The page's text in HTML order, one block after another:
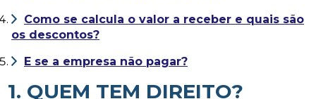
Como se calcula o valor a receber e quais são
os descontos?
E se a empresa não pagar?
1. QUEM TEM DIREITO?